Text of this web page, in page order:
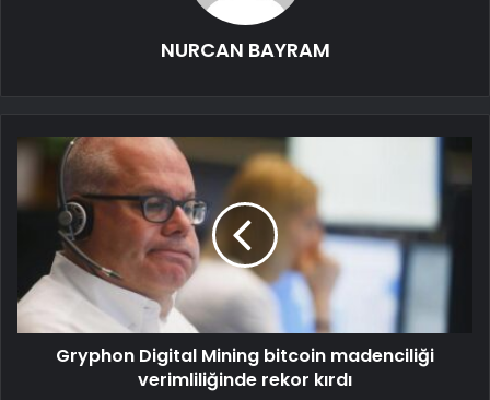
NURCAN BAYRAM
Gryphon Digital Mining bitcoin madenciliği
verimliliğinde rekor kırdı